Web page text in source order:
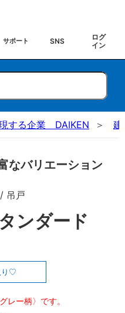
サポート SNS
ログ
イン
現する企業 DAIKEN 建
なバリエーション
吊戸
ンダード
レー柄〉です。